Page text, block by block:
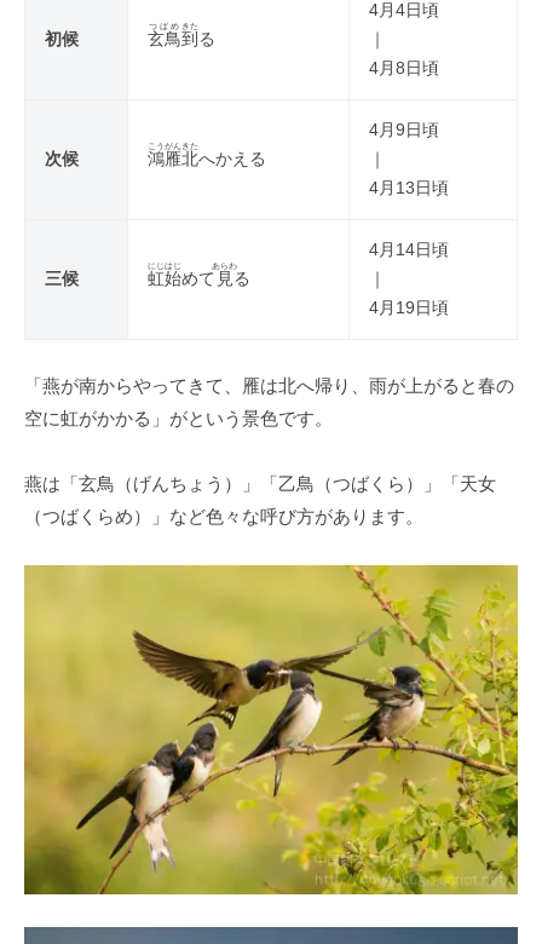
初候 玄鳥
つばめ
到
きた
る
4月4日頃
4月8日頃
次候 鴻雁
こうがん
北
きた
へかえる
4月9日頃
4月13日頃
三候 虹
にじ
始
はじ
めて 見
あらわ
る
4月14日頃
4月19日頃
「燕が南からやってきて、雁は北へ帰り、雨が上がると春の
空に虹がかかる」がという景色です。
燕は「玄鳥（げんちょう）」「乙鳥（つばくら）」「天女
（つばくらめ）」など色々な呼び方があります。